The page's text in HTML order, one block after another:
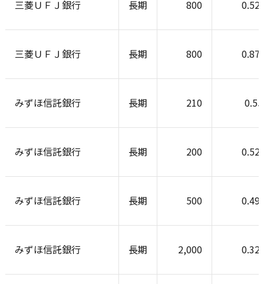
三菱ＵＦＪ銀行 長期 800
三菱ＵＦＪ銀行 長期 800
みずほ信託銀行 長期 210
みずほ信託銀行 長期 200
みずほ信託銀行 長期 500
みずほ信託銀行 長期 2,000